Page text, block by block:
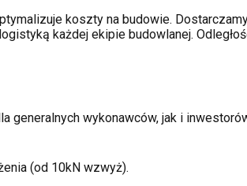
koszty na budowie.
każdej ekipie budowlanej.
generalnych wykonawców, jak i
(od 10kN wzwyż).